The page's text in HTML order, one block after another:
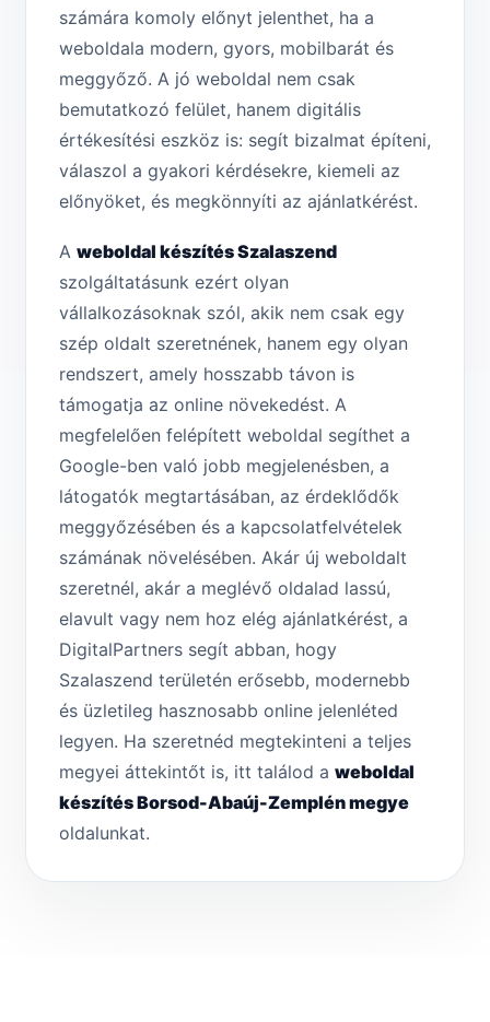
számára komoly előnyt jelenthet, ha a
weboldala modern, gyors, mobilbarát és
meggyőző. A jó weboldal nem csak
bemutatkozó felület, hanem digitális
értékesítési eszköz is: segít bizalmat építeni,
válaszol a gyakori kérdésekre, kiemeli az
előnyöket, és megkönnyíti az ajánlatkérést.
A weboldal készítés Szalaszend
szolgáltatásunk ezért olyan
vállalkozásoknak szól, akik nem csak egy
szép oldalt szeretnének, hanem egy olyan
rendszert, amely hosszabb távon is
támogatja az online növekedést. A
megfelelően felépített weboldal segíthet a
Google-ben való jobb megjelenésben, a
látogatók megtartásában, az érdeklődők
meggyőzésében és a kapcsolatfelvételek
számának növelésében. Akár új weboldalt
szeretnél, akár a meglévő oldalad lassú,
elavult vagy nem hoz elég ajánlatkérést, a
DigitalPartners segít abban, hogy
Szalaszend területén erősebb, modernebb
és üzletileg hasznosabb online jelenléted
legyen. Ha szeretnéd megtekinteni a teljes
megyei áttekintőt is, itt találod a weboldal
készítés Borsod-Abaúj-Zemplén megye
oldalunkat.